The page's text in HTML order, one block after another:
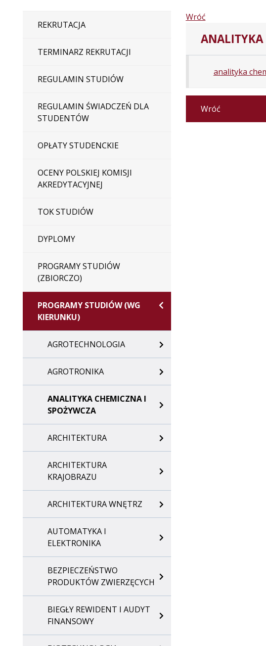
REKRUTACJA
TERMINARZ REKRUTACJI
REGULAMIN STUDIÓW
REGULAMIN ŚWIADCZEŃ DLA
STUDENTÓW
OPŁATY STUDENCKIE
OCENY POLSKIEJ KOMISJI
AKREDYTACYJNEJ
TOK STUDIÓW
DYPLOMY
PROGRAMY STUDIÓW
(ZBIORCZO)
PROGRAMY STUDIÓW (WG
KIERUNKU)
AGROTECHNOLOGIA
AGROTRONIKA
ANALITYKA CHEMICZNA I
SPOŻYWCZA
ARCHITEKTURA
ARCHITEKTURA
KRAJOBRAZU
ARCHITEKTURA WNĘTRZ
AUTOMATYKA I
ELEKTRONIKA
BEZPIECZEŃSTWO
PRODUKTÓW ZWIERZĘCYCH
BIEGŁY REWIDENT I AUDYT
FINANSOWY
Wróć
ANALITYKA
analityka
Wróć